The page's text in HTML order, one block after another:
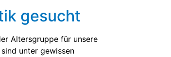
gesucht
Altersgruppe für unsere
unter gewissen